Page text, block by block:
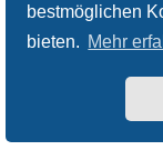
bestmöglichen
bieten. Mehr